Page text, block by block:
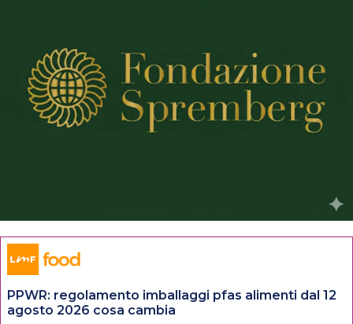
PPWR: regolamento imballaggi pfas alimenti dal 12
agosto 2026 cosa cambia